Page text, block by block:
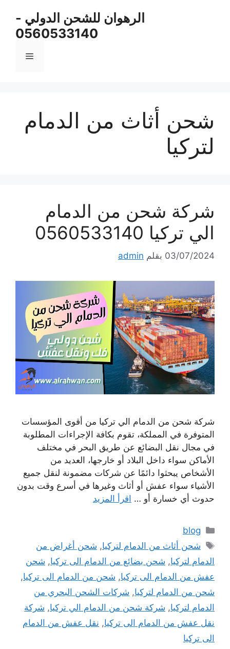
الرهوان للشحن الدولي -
0560533140
القائمة
شحن أثاث من الدمام
لتركيا
شركة شحن من الدمام
الي تركيا 0560533140
03/07/2024 بقلم admin
شركة شحن من الدمام الي تركيا من أقوى المؤسسات
المتوفرة في المملكة، تقوم بكافة الإجراءات المطلوبة
في مجال نقل البضائع عن طريق البحر في مختلف
الأماكن سواء داخل البلاد أو خارجها، العديد من
الأشخاص يبحثوا دائمًا عن شركات مضمونة لنقل جميع
الأشياء سواء عفش أو أثاث وغيرها في أسرع وقت بدون
حدوث أي خسارة أو … اقرأ المزيد
التصنيفات
blog
الوسوم
شحن أثاث من الدمام لتركيا, شحن أغراض من
الدمام لتركيا, شحن بضائع من الدمام الى تركيا, شحن
عفش من الدمام الى تركيا, شحن من الدمام الى تركيا,
شحن من الدمام لتركيا, شركات الشحن البحري من
الدمام لتركيا, شركة شحن من الدمام الي تركيا, شركة
نقل عفش من الدمام الى تركيا, نقل عفش من الدمام
الى تركيا